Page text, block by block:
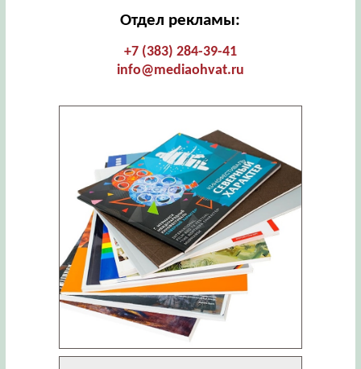
Отдел рекламы:
+7 (383) 284-39-41
info@mediaohvat.ru